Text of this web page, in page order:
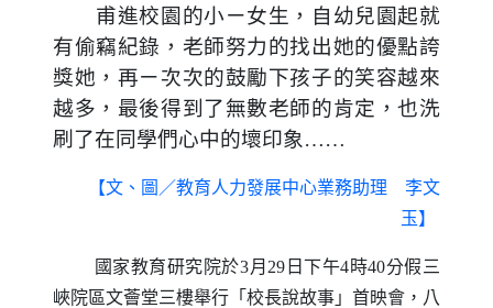
甫進校園的小ㄧ女生，自幼兒園起就
有偷竊紀錄，老師努力的找出她的優點誇
獎她，再ㄧ次次的鼓勵下孩子的笑容越來
越多，最後得到了無數老師的肯定，也洗
刷了在同學們心中的壞印象 ……
【文、圖／教育人力發展中心業務助理 李文
玉】
國家教育研究院於3月 29 日下午4時40分假三
峽院區文薈堂三樓舉行「校長說故事」首映會，八